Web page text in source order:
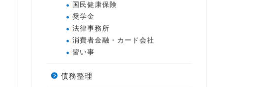
国民健康保険
奨学金
法律事務所
消費者金融・カード会社
習い事
債務整理